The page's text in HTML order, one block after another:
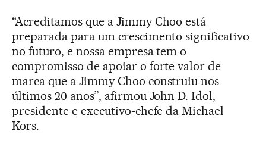
“Acreditamos que a Jimmy Choo está
preparada para um crescimento significativo
no futuro, e nossa empresa tem o
compromisso de apoiar o forte valor de
marca que a Jimmy Choo construiu nos
últimos 20 anos”, afirmou John D. Idol,
presidente e executivo-chefe da Michael
Kors.